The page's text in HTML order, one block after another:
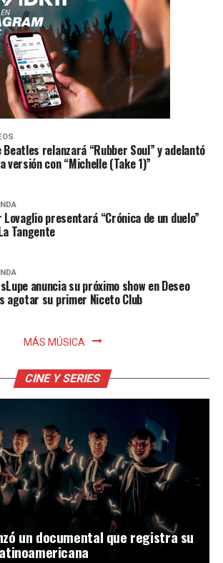
Beatles relanzará “Rubber Soul” y adelantó
versión con “Michelle (Take 1)”
Lovaglio presentará “Crónica de un duelo”
Tangente
anuncia su próximo show en Deseo
agotar su primer Niceto Club
MÁS MÚSICA
CINE Y SERIES
un documental que registra su